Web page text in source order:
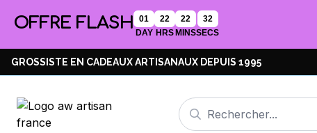
OFFRE FLASH
01
DAY
22
HRS
22
MINS
31
SECS
GROSSISTE EN CADEAUX ARTISANAUX DEPUIS 1995